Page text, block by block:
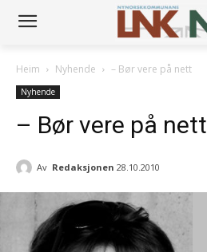
Heim Nyhende – Bør vere på nett
Nyhende
– Bør vere på nett
Av Redaksjonen 28.10.2010